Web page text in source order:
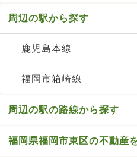
周辺の駅から探す
鹿児島本線
福岡市箱崎線
周辺の駅の路線から探す
福岡県福岡市東区の不動産